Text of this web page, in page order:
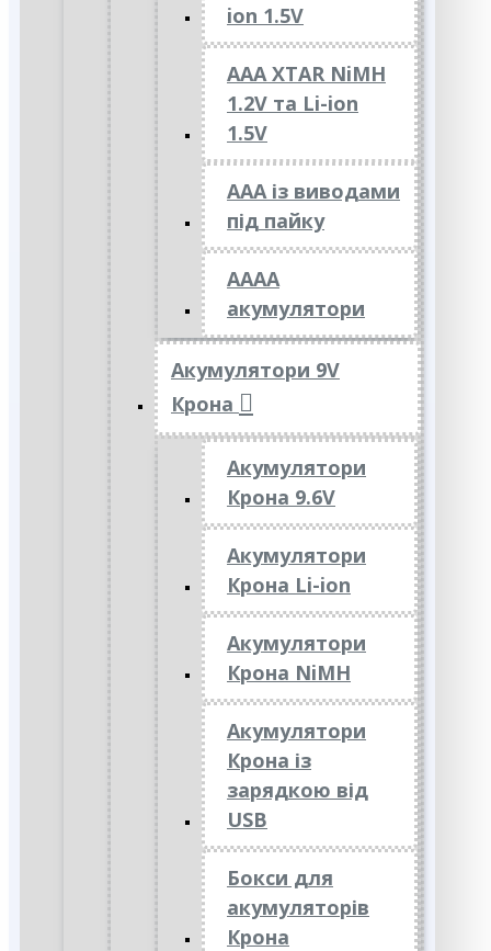
ion 1.5V
AAA XTAR NiMH
1.2V та Li-ion
1.5V
ААА із виводами
під пайку
АААА
акумулятори
Акумулятори 9V
Крона
Акумулятори
Крона 9.6V
Акумулятори
Крона Li-ion
Акумулятори
Крона NiMH
Акумулятори
Крона із
зарядкою від
USB
Бокси для
акумуляторів
Крона